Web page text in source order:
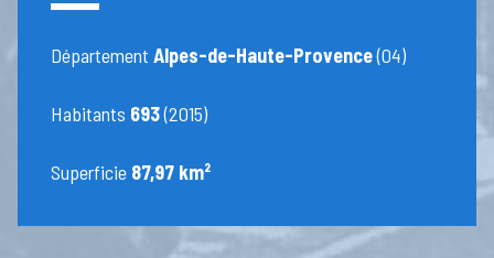
DépartementAlpes-de-Haute-Provence(04)
Habitants 693(2015)
Superficie 87,97 km²